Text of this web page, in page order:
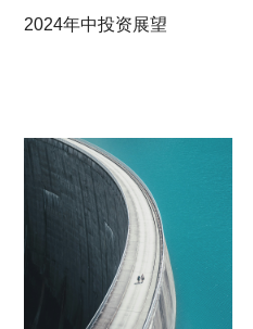
2024年中投资展望